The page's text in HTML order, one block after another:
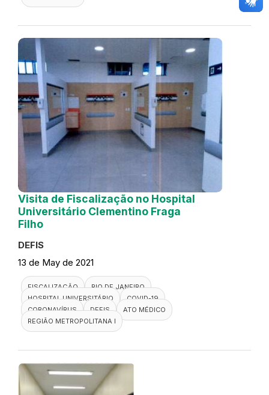
Visita de Fiscalização no Hospital
Universitário Clementino Fraga
Filho
DEFIS
13 de May de 2021
FISCALIZAÇÃO
RIO DE JANEIRO
HOSPITAL UNIVERSITÁRIO
COVID-19
CORONAVÍRUS
DEFIS
ATO MÉDICO
REGIÃO METROPOLITANA I